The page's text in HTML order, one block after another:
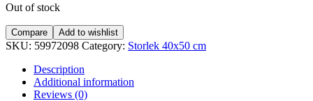
Out of stock
Compare Add to wishlist
SKU: 59972098 Category: Storlek 40x50 cm
Description
Additional information
Reviews (0)